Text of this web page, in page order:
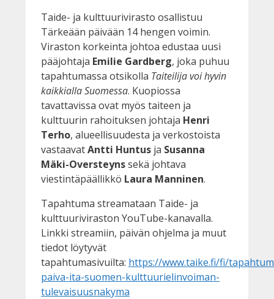
Taide- ja kulttuurivirasto osallistuu
Tärkeään päivään 14 hengen voimin.
Viraston korkeinta johtoa edustaa uusi
pääjohtaja Emilie Gardberg, joka puhuu
tapahtumassa otsikolla Taiteilija voi hyvin
kaikkialla Suomessa. Kuopiossa
tavattavissa ovat myös taiteen ja
kulttuurin rahoituksen johtaja Henri
Terho, alueellisuudesta ja verkostoista
vastaavatAntti Huntus ja Susanna
Mäki-Oversteynssekä johtava
viestintäpäällikkö Laura Manninen.
Tapahtuma streamataan Taide- ja
kulttuuriviraston YouTube-kanavalla.
Linkki streamiin, päivän ohjelma ja muut
tiedot löytyvät
tapahtumasivuilta: https://www.taike.fi/fi/
paiva-ita-suomen-kulttuurielinvoiman-
tulevaisuusnakyma